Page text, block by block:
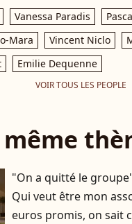
Vanessa Paradis
Mara
Vincent Niclo
Emilie Dequenne
VOIR TOUS LES PEOPLE
même
"On a quitté le
Qui veut être mon
euros promis, on sait